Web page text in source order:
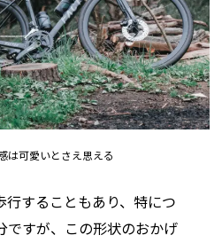
は可愛いとさえ思える
行することもあり、特につ
ですが、この形状のおかげ